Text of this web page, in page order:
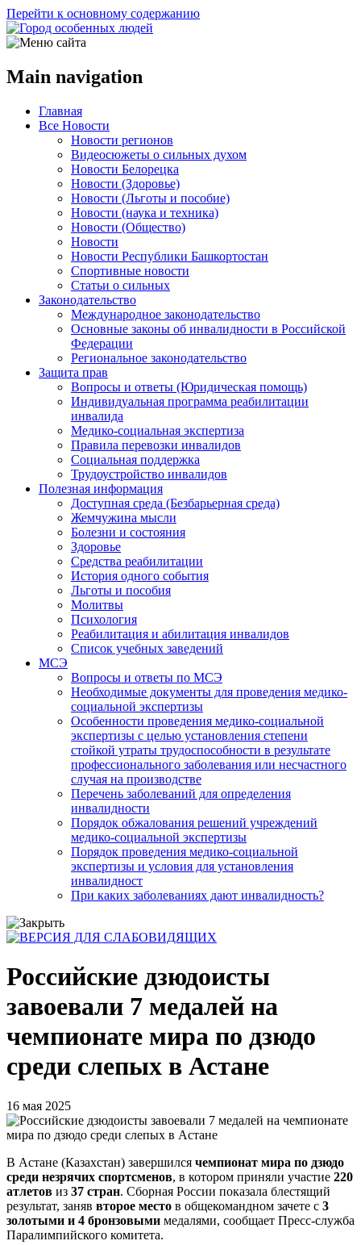
Перейти к основному содержанию
Main navigation
Главная
Все Новости
Новости регионов
Видеосюжеты о сильных духом
Новости Белорецка
Новости (Здоровье)
Новости (Льготы и пособие)
Новости (наука и техника)
Новости (Общество)
Новости
Новости Республики Башкортостан
Спортивные новости
Статьи о сильных
Законодательство
Международное законодательство
Основные законы об инвалидности в Российской
Федерации
Региональное законодательство
Защита прав
Вопросы и ответы (Юридическая помощь)
Индивидуальная программа реабилитации
инвалида
Медико-социальная экспертиза
Правила перевозки инвалидов
Социальная поддержка
Трудоустройство инвалидов
Полезная информация
Доступная среда (Безбарьерная среда)
Жемчужина мысли
Болезни и состояния
Здоровье
Средства реабилитации
История одного события
Льготы и пособия
Молитвы
Психология
Реабилитация и абилитация инвалидов
Список учебных заведений
МСЭ
Вопросы и ответы по МСЭ
Необходимые документы для проведения медико-
социальной экспертизы
Особенности проведения медико-социальной
экспертизы с целью установления степени
стойкой утраты трудоспособности в результате
профессионального заболевания или несчастного
случая на производстве
Перечень заболеваний для определения
инвалидности
Порядок обжалования решений учреждений
медико-социальной экспертизы
Порядок проведения медико-социальной
экспертизы и условия для установления
инвалидност
При каких заболеваниях дают инвалидность?
Российские дзюдоисты
завоевали 7 медалей на
чемпионате мира по дзюдо
среди слепых в Астане
16 мая 2025
В Астане (Казахстан) завершился чемпионат мира по дзюдо
среди незрячих спортсменов, в котором приняли участие 220
атлетов из 37 стран. Сборная России показала блестящий
результат, заняв второе место в общекомандном зачете с 3
золотыми и 4 бронзовыми медалями, сообщает Пресс-служба
Паралимпийского комитета.